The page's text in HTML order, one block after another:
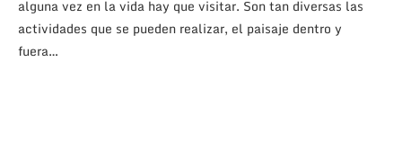
alguna vez en la vida hay que visitar. Son tan diversas las
actividades que se pueden realizar, el paisaje dentro y
fuera…